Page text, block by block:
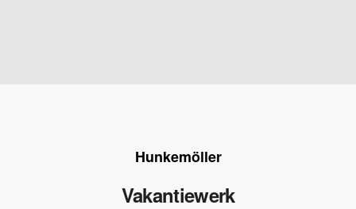
Hunkemöller
Vakantiewerk